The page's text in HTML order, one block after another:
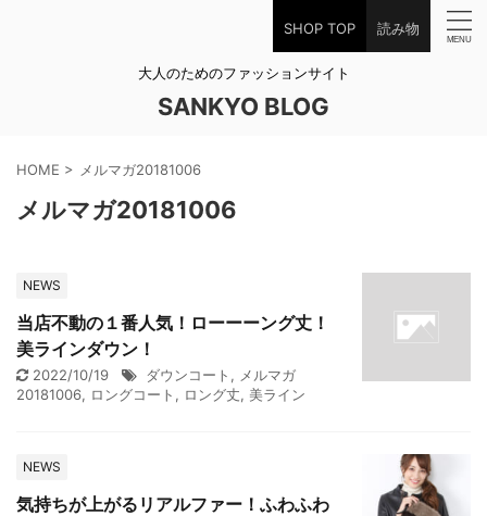
SHOP TOP 読み物
大人のためのファッションサイト
SANKYO BLOG
HOME > メルマガ20181006
メルマガ20181006
NEWS
当店不動の１番人気！ローーーング丈！
美ラインダウン！
2022/10/19 ダウンコート , メルマガ
20181006, ロングコート , ロング丈, 美ライン
NEWS
気持ちが上がるリアルファー！ふわふわ